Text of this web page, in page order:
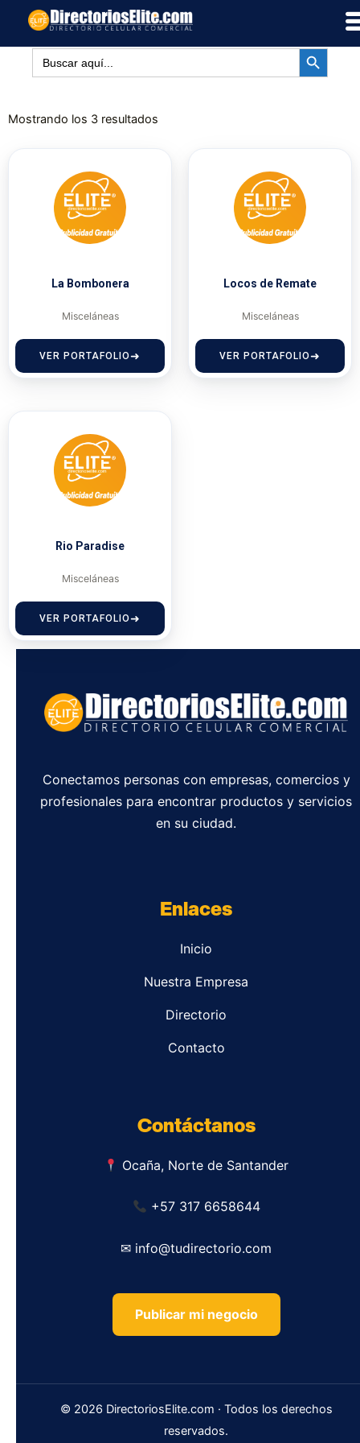
contenido
Buscar: BOTÓN DE
Mostrando los 3 resultados
La Bombonera
Misceláneas
VER PORTAFOLIO
Locos de Remate
Misceláneas
VER PORTAFOLIO
Rio Paradise
Misceláneas
VER PORTAFOLIO
Conectamos personas con empresas, comercios y
profesionales para encontrar productos y servicios
en su ciudad.
Enlaces
Inicio
Nuestra Empresa
Directorio
Contacto
Contáctanos
Ocaña, Norte de Santander
+57 317 6658644
✉ info@tudirectorio.com
Publicar mi negocio
© 2026 DirectoriosElite.com · Todos los derechos
reservados.